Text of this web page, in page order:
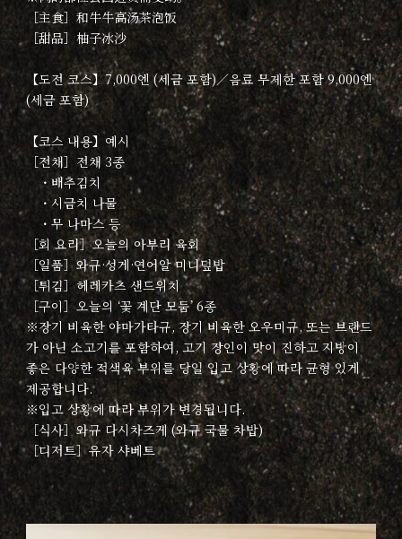
［主食］和牛牛高汤茶泡饭
［甜品］柚子冰沙
【도전 코스】7,000엔 (세금 포함)／음료 무제한 포함 9,000엔
(세금 포함)
【코스 내용】예시
［전채］전채 3종
・배추김치
・시금치 나물
・무 나마스 등
［회 요리］오늘의 아부리 육회
［일품］와규·성게·연어알 미니덮밥
［튀김］헤레카츠 샌드위치
［구이］오늘의 ‘꽃 계단 모둠’ 6종
※장기 비육한 야마가타규, 장기 비육한 오우미규, 또는 브랜드
가 아닌 소고기를 포함하여, 고기 장인이 맛이 진하고 지방이
좋은 다양한 적색육 부위를 당일 입고 상황에 따라 균형 있게
제공합니다.
※입고 상황에 따라 부위가 변경됩니다.
［식사］와규 다시차즈케 (와규 국물 차밥)
［디저트］유자 샤베트